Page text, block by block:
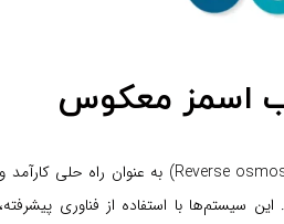
اسمز معکوس
فیلتر تصفیه آب اسمز معکوس (Reverse osmosis) به عنوان راه حلی کارآمد و
این سیستم‌ها با استفاده از فناوری پیشرفته،